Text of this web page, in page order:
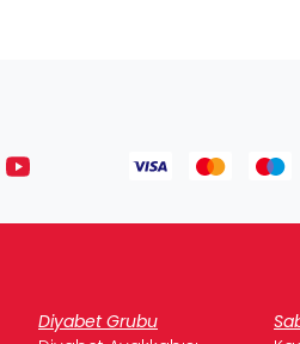
Diyabet Grubu